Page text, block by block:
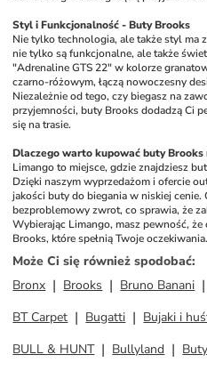
Styl i Funkcjonalność - Buty Brooks
Nie tylko technologia, ale także styl ma
nie tylko są funkcjonalne, ale także
"Adrenaline GTS 22" w kolorze
czarno-różowym, łączą nowoczesny
Niezależnie od tego, czy biegasz na
przyjemności, buty Brooks dodadzą Ci
się na trasie.
Dlaczego warto kupować buty Brooks
Limango to miejsce, gdzie znajdziesz
Dzięki naszym wyprzedażom i ofercie
jakości buty do biegania w niskiej cenie.
bezproblemowy zwrot, co sprawia, że
Wybierając Limango, masz pewność,
Brooks, które spełnią Twoje oczekiwania.
Może Ci się również spodobać:
Bronx
Brooks Bruno Banani
BT Carpet
Bugatti
Bujaki i
BULL & HUNT
Bullyland